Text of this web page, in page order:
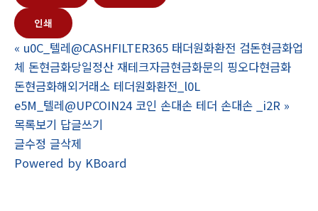
인쇄
« u0C_텔레@CASHFILTER365 태더원화환전 검돈현금화업
체 돈현금화당일정산 재테크자금현금화문의 핑오다현금화
돈현금화해외거래소 테더원화환전_l0L
e5M_텔레@UPCOIN24 코인 손대손 테더 손대손 _i2R »
목록보기 답글쓰기
글수정 글삭제
Powered by KBoard